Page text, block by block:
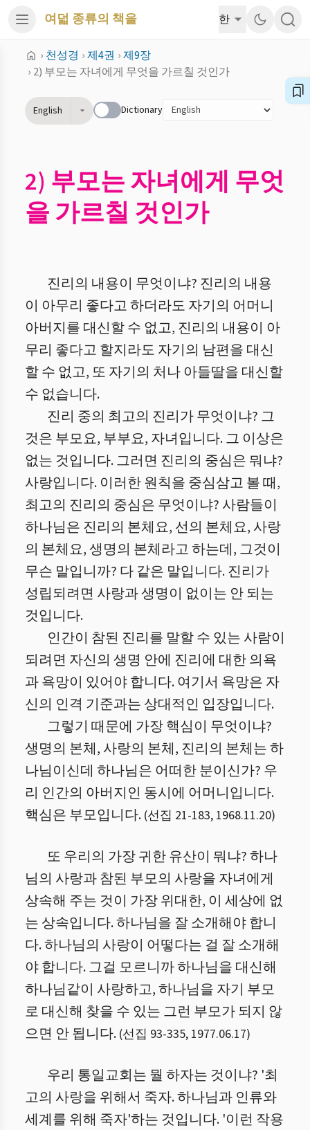
여덟 종류의 책을 한
› 천성경 ›제4권 ›제9장
› 2) 부모는 자녀에게 무엇을 가르칠 것인가
English Dictionary
2) 부모는 자녀에게 무엇
을 가르칠 것인가
진리의 내용이 무엇이냐? 진리의 내용
이 아무리 좋다고 하더라도 자기의 어머니
아버지를 대신할 수 없고, 진리의 내용이 아
무리 좋다고 할지라도 자기의 남편을 대신
할 수 없고, 또 자기의 처나 아들딸을 대신할
수 없습니다.
진리 중의 최고의 진리가 무엇이냐? 그
것은 부모요, 부부요, 자녀입니다. 그 이상은
없는 것입니다. 그러면 진리의 중심은 뭐냐?
사랑입니다. 이러한 원칙을 중심삼고 볼 때,
최고의 진리의 중심은 무엇이냐? 사람들이
하나님은 진리의 본체요, 선의 본체요, 사랑
의 본체요, 생명의 본체라고 하는데, 그것이
무슨 말입니까? 다 같은 말입니다. 진리가
성립되려면 사랑과 생명이 없이는 안 되는
것입니다.
인간이 참된 진리를 말할 수 있는 사람이
되려면 자신의 생명 안에 진리에 대한 의욕
과 욕망이 있어야 합니다. 여기서 욕망은 자
신의 인격 기준과는 상대적인 입장입니다.
그렇기 때문에 가장 핵심이 무엇이냐?
생명의 본체, 사랑의 본체, 진리의 본체는 하
나님이신데 하나님은 어떠한 분이신가? 우
리 인간의 아버지인 동시에 어머니입니다.
핵심은 부모입니다. (선집 21-183, 1968.11.20)
또 우리의 가장 귀한 유산이 뭐냐? 하나
님의 사랑과 참된 부모의 사랑을 자녀에게
상속해 주는 것이 가장 위대한, 이 세상에 없
는 상속입니다. 하나님을 잘 소개해야 합니
다. 하나님의 사랑이 어떻다는 걸 잘 소개해
야 합니다. 그걸 모르니까 하나님을 대신해
하나님같이 사랑하고, 하나님을 자기 부모
로 대신해 찾을 수 있는 그런 부모가 되지 않
으면 안 됩니다. (선집 93-335, 1977.06.17)
우리 통일교회는 뭘 하자는 것이냐? '최
고의 사랑을 위해서 죽자. 하나님과 인류와
세계를 위해 죽자'하는 것입니다. '이런 작용